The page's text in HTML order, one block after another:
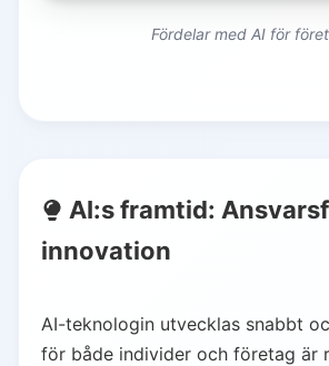
Fördelar med AI för
AI:s framtid:
innovation
AI-teknologin utvecklas snabbt
för både individer och företag är